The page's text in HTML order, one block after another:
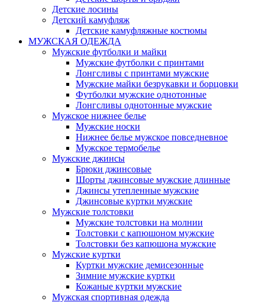
Детские лосины
Детский камуфляж
Детские камуфляжные костюмы
МУЖСКАЯ ОДЕЖДА
Мужские футболки и майки
Мужские футболки с принтами
Лонгсливы с принтами мужские
Мужские майки безрукавки и борцовки
Футболки мужские однотонные
Лонгсливы однотонные мужские
Мужское нижнее белье
Мужские носки
Нижнее белье мужское повседневное
Мужское термобелье
Мужские джинсы
Брюки джинсовые
Шорты джинсовые мужские длинные
Джинсы утепленные мужские
Джинсовые куртки мужские
Мужские толстовки
Мужские толстовки на молнии
Толстовки с капюшоном мужские
Толстовки без капюшона мужские
Мужские куртки
Куртки мужские демисезонные
Зимние мужские куртки
Кожаные куртки мужские
Мужская спортивная одежда